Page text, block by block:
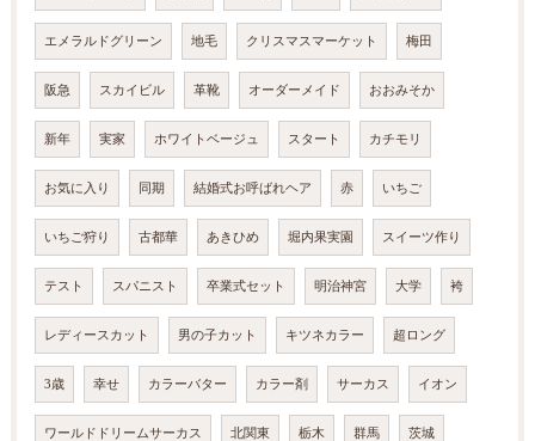
エメラルドグリーン 地毛 クリスマスマーケット 梅田
阪急 スカイビル 革靴 オーダーメイド おおみそか
新年 実家 ホワイトベージュ スタート カチモリ
お気に入り 同期 結婚式お呼ばれヘア 赤 いちご
いちご狩り 古都華 あきひめ 堀内果実園 スイーツ作り
テスト スパニスト 卒業式セット 明治神宮 大学 袴
レディースカット 男の子カット キツネカラー 超ロング
3歳 幸せ カラーバター カラー剤 サーカス イオン
ワールドドリームサーカス 北関東 栃木 群馬 茨城